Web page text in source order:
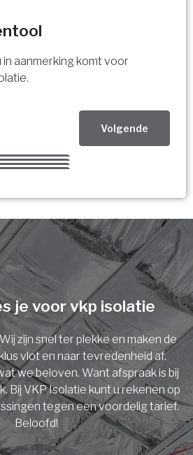
aanmerking komt voor
Volgende
mogelijk
Volgende
Volgende
aanmerking voor
subsidie!
in en ontvang nu direct uw
per mail.
je voor vkp isolatie
zijn snel ter plekke en maken de
vlot en naar tevredenheid af.
we beloven. Want afspraak is bij
Bij VKP Isolatie kunt u rekenen op
tegen een voordelig tarief.
Beloofd!